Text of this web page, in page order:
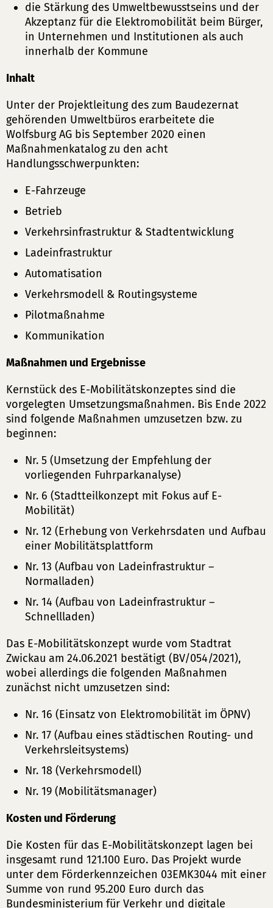
die Stärkung des Umweltbewusstseins und der
Akzeptanz für die Elektromobilität beim Bürger,
in Unternehmen und Institutionen als auch
innerhalb der Kommune
Inhalt
Unter der Projektleitung des zum Baudezernat
gehörenden Umweltbüros erarbeitete die
Wolfsburg AG bis September 2020 einen
Maßnahmenkatalog zu den acht
Handlungsschwerpunkten:
E-Fahrzeuge
Betrieb
Verkehrsinfrastruktur & Stadtentwicklung
Ladeinfrastruktur
Automatisation
Verkehrsmodell & Routingsysteme
Pilotmaßnahme
Kommunikation
Maßnahmen und Ergebnisse
Kernstück des E-Mobilitätskonzeptes sind die
vorgelegten Umsetzungsmaßnahmen. Bis Ende 2022
sind folgende Maßnahmen umzusetzen bzw. zu
beginnen:
Nr. 5 (Umsetzung der Empfehlung der
vorliegenden Fuhrparkanalyse)
Nr. 6 (Stadtteilkonzept mit Fokus auf E-
Mobilität)
Nr. 12 (Erhebung von Verkehrsdaten und Aufbau
einer Mobilitätsplattform
Nr. 13 (Aufbau von Ladeinfrastruktur –
Normalladen)
Nr. 14 (Aufbau von Ladeinfrastruktur –
Schnellladen)
Das E-Mobilitätskonzept wurde vom Stadtrat
Zwickau am 24.06.2021 bestätigt (BV/054/2021),
wobei allerdings die folgenden Maßnahmen
zunächst nicht umzusetzen sind:
Nr. 16 (Einsatz von Elektromobilität im ÖPNV)
Nr. 17 (Aufbau eines städtischen Routing- und
Verkehrsleitsystems)
Nr. 18 (Verkehrsmodell)
Nr. 19 (Mobilitätsmanager)
Kosten und Förderung
Die Kosten für das E-Mobilitätskonzept lagen bei
insgesamt rund 121.100 Euro. Das Projekt wurde
unter dem Förderkennzeichen 03EMK3044 mit einer
Summe von rund 95.200 Euro durch das
Bundesministerium für Verkehr und digitale